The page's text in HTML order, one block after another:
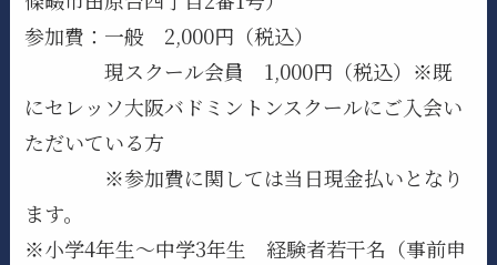
参加費：一般 2,000円（税込）
現スクール会員 1,000円（税込）※既
にセレッソ大阪バドミントンスクールにご入会い
ただいている方
※参加費に関しては当日現金払いとなり
ます。
※小学4年生～中学3年生 経験者若干名（事前申